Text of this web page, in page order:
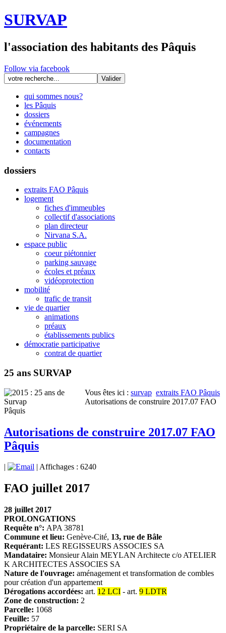
SURVAP
l'association des habitants des Pâquis
Follow via facebook
qui sommes nous?
les Pâquis
dossiers
événements
campagnes
documentation
contacts
dossiers
extraits FAO Pâquis
logement
fiches d'immeubles
collectif d'associations
plan directeur
Nirvana S.A.
espace public
coeur piétonnier
parking sauvage
écoles et préaux
vidéoprotection
mobilité
trafic de transit
vie de quartier
animations
préaux
établissements publics
démocratie participative
contrat de quartier
25 ans SURVAP
Vous êtes ici : survap extraits FAO Pâquis
Autorisations de construire 2017.07 FAO
Pâquis
Autorisations de construire 2017.07 FAO
Pâquis
| Affichages : 6240
FAO juillet 2017
28 juillet 2017
PROLONGATIONS
Requête n°: APA 38781
Commune et lieu: Genève-Cité, 13, rue de Bâle
Requérant: LES REGISSEURS ASSOCIES SA
Mandataire: Monsieur Alain MEYLAN Architecte c/o ATELIER
K ARCHITECTES ASSOCIES SA
Nature de l'ouvrage: aménagement et transformation de combles
pour création d'un appartement
Dérogations accordées: art. 12 LCI - art. 9 LDTR
Zone de construction: 2
Parcelle: 1068
Feuille: 57
Propriétaire de la parcelle: SERI SA